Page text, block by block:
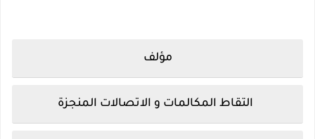
مؤلف
التقاط المكالمات و الاتصالات المنجزة